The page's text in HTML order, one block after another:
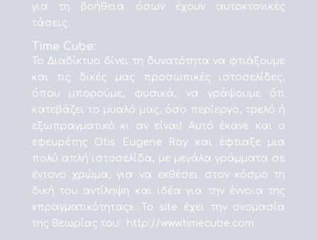
για τη βοήθεια όσων έχουν αυτοκτονικές
τάσεις.
Time Cube:
Το Διαδίκτυο δίνει τη δυνατότητα να φτιάξουμε
και τις δικές μας προσωπικές ιστοσελίδες,
όπου μπορούμε, φυσικά, να γράψουμε ότι
κατεβάζει το μυαλό μας, όσο περίεργο, τρελό ή
εξωπραγματικό κι αν είναι! Αυτό έκανε και ο
εφευρέτης Otis Eugene Ray και έφτιαξε μια
πολύ απλή ιστοσελίδα, με μεγάλα γράμματα σε
έντονο χρώμα, για να εκθέσει στον κόσμο τη
δική του αντίληψη και ιδέα για την έννοια της
«πραγματικότητας»…Το site έχει την ονομασία
της θεωρίας του:
http://www.timecube.com